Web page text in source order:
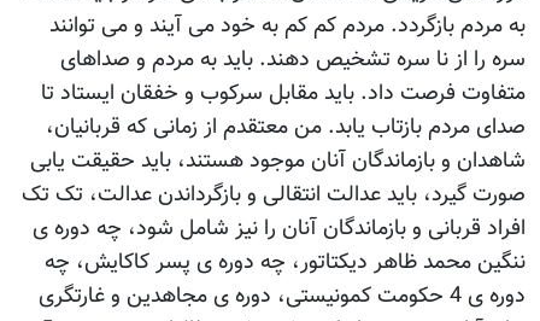
به مردم بازگردد. مردم کم کم به خود می آيند و می توانند
سره را از نا سره تشخيص دهند. بايد به مردم و صداهای
متفاوت فرصت داد. بايد مقابل سرکوب و خفقان ايستاد تا
صدای مردم بازتاب يابد. من معتقدم از زمانی که قربانيان،
شاهدان و بازماندگان آنان موجود هستند، بايد حقيقت يابی
صورت گيرد، بايد عدالت انتقالی و بازگرداندن عدالت، تک تک
افراد قربانی و بازماندگان آنان را نيز شامل شود، چه دوره ی
ننگين محمد ظاهر ديکتاتور، چه دوره ی پسر کاکايش، چه
دوره ی 4 حکومت کمونيستی، دوره ی مجاهدين و غارتگری